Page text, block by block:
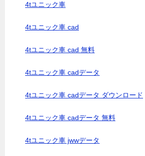
4tユニック車
4tユニック車 cad
4tユニック車 cad 無料
4tユニック車 cadデータ
4tユニック車 cadデータ ダウンロード
4tユニック車 cadデータ 無料
4tユニック車 jwwデータ